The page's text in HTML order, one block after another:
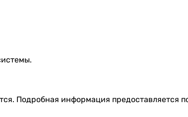
Подробная информация предоставляется